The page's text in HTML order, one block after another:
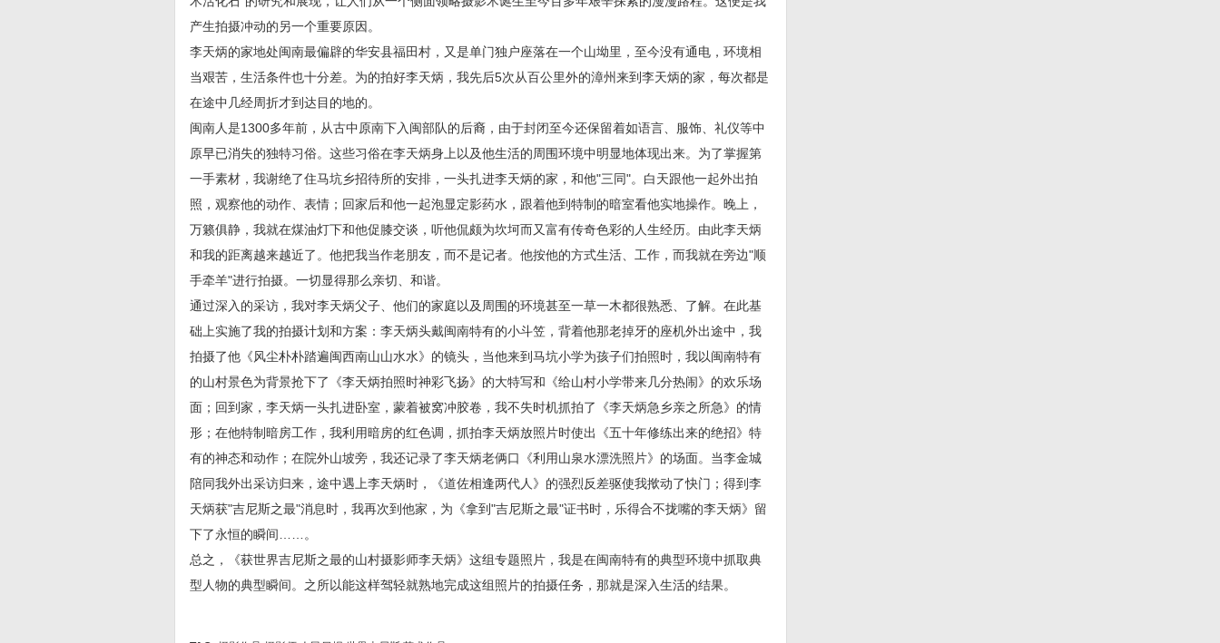
产生拍摄冲动的另一个重要原因。
李天炳的家地处闽南最偏辟的华安县福田村，又是单门独户座落在一个山坳里，至今没有通电，环境相
当艰苦，生活条件也十分差。为的拍好李天炳，我先后5次从百公里外的漳州来到李天炳的家，每次都是
在途中几经周折才到达目的地的。
闽南人是1300多年前，从古中原南下入闽部队的后裔，由于封闭至今还保留着如语言、服饰、礼仪等中
原早已消失的独特习俗。这些习俗在李天炳身上以及他生活的周围环境中明显地体现出来。为了掌握第
一手素材，我谢绝了住马坑乡招待所的安排，一头扎进李天炳的家，和他"三同"。白天跟他一起外出拍
照，观察他的动作、表情；回家后和他一起泡显定影药水，跟着他到特制的暗室看他实地操作。晚上，
万籁俱静，我就在煤油灯下和他促膝交谈，听他侃颇为坎坷而又富有传奇色彩的人生经历。由此李天炳
和我的距离越来越近了。他把我当作老朋友，而不是记者。他按他的方式生活、工作，而我就在旁边"顺
手牵羊"进行拍摄。一切显得那么亲切、和谐。
通过深入的采访，我对李天炳父子、他们的家庭以及周围的环境甚至一草一木都很熟悉、了解。在此基
础上实施了我的拍摄计划和方案：李天炳头戴闽南特有的小斗笠，背着他那老掉牙的座机外出途中，我
拍摄了他《风尘朴朴踏遍闽西南山山水水》的镜头，当他来到马坑小学为孩子们拍照时，我以闽南特有
的山村景色为背景抢下了《李天炳拍照时神彩飞扬》的大特写和《给山村小学带来几分热闹》的欢乐场
面；回到家，李天炳一头扎进卧室，蒙着被窝冲胶卷，我不失时机抓拍了《李天炳急乡亲之所急》的情
形；在他特制暗房工作，我利用暗房的红色调，抓拍李天炳放照片时使出《五十年修练出来的绝招》特
有的神态和动作；在院外山坡旁，我还记录了李天炳老俩口《利用山泉水漂洗照片》的场面。当李金城
陪同我外出采访归来，途中遇上李天炳时，《道佐相逢两代人》的强烈反差驱使我揿动了快门；得到李
天炳获"吉尼斯之最"消息时，我再次到他家，为《拿到"吉尼斯之最"证书时，乐得合不拢嘴的李天炳》留
下了永恒的瞬间……。
总之，《获世界吉尼斯之最的山村摄影师李天炳》这组专题照片，我是在闽南特有的典型环境中抓取典
型人物的典型瞬间。之所以能这样驾轻就熟地完成这组照片的拍摄任务，那就是深入生活的结果。